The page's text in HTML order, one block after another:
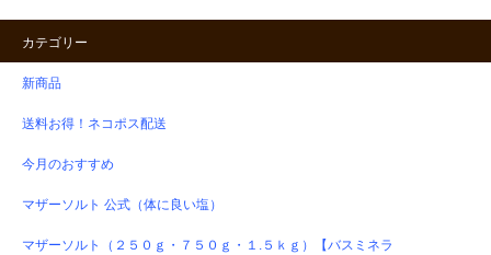
カテゴリー
新商品
送料お得！ネコポス配送
今月のおすすめ
マザーソルト 公式（体に良い塩）
マザーソルト（２５０ｇ・７５０ｇ・１.５ｋｇ）【バスミネラ